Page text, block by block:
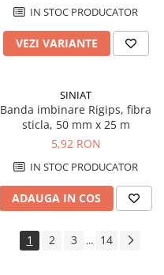
IN STOC PRODUCATOR
VEZI VARIANTE
SINIAT
Banda imbinare Rigips, fibra
sticla, 50 mm x 25 m
5,92 RON
IN STOC PRODUCATOR
ADAUGA IN COS
1 2 3 ... 14